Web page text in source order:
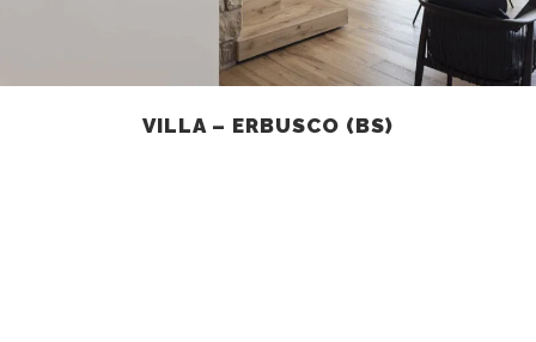
VILLA – ERBUSCO (BS)